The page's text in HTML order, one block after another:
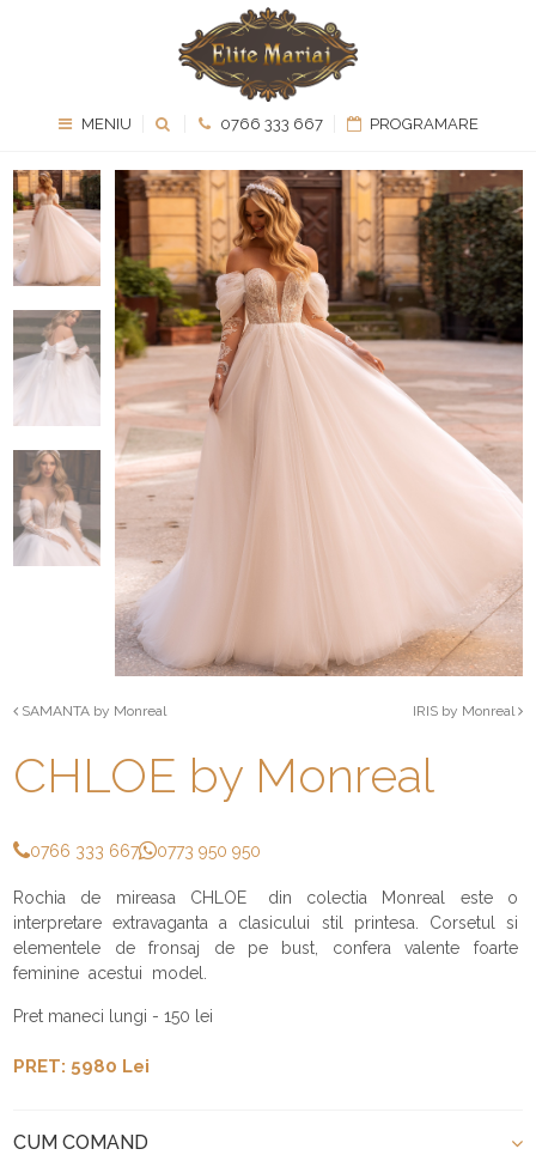
MENIU 0766 333 667 PROGRAMARE
SAMANTA by Monreal IRIS by Monreal
CHLOE by Monreal
0766 333 667 0773 950 950
Rochia de mireasa CHLOE din colectia Monreal este o
interpretare extravaganta a clasicului stil printesa. Corsetul si
elementele de fronsaj de pe bust, confera valente foarte
feminine acestui model.
Pret maneci lungi - 150 lei
PRET: 5980 Lei
CUM COMAND